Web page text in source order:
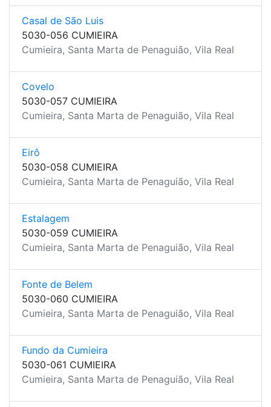
Casal de São Luis
5030-056 CUMIEIRA
Cumieira, Santa Marta de Penaguião, Vila Real
Covelo
5030-057 CUMIEIRA
Cumieira, Santa Marta de Penaguião, Vila Real
Eirô
5030-058 CUMIEIRA
Cumieira, Santa Marta de Penaguião, Vila Real
Estalagem
5030-059 CUMIEIRA
Cumieira, Santa Marta de Penaguião, Vila Real
Fonte de Belem
5030-060 CUMIEIRA
Cumieira, Santa Marta de Penaguião, Vila Real
Fundo da Cumieira
5030-061 CUMIEIRA
Cumieira, Santa Marta de Penaguião, Vila Real